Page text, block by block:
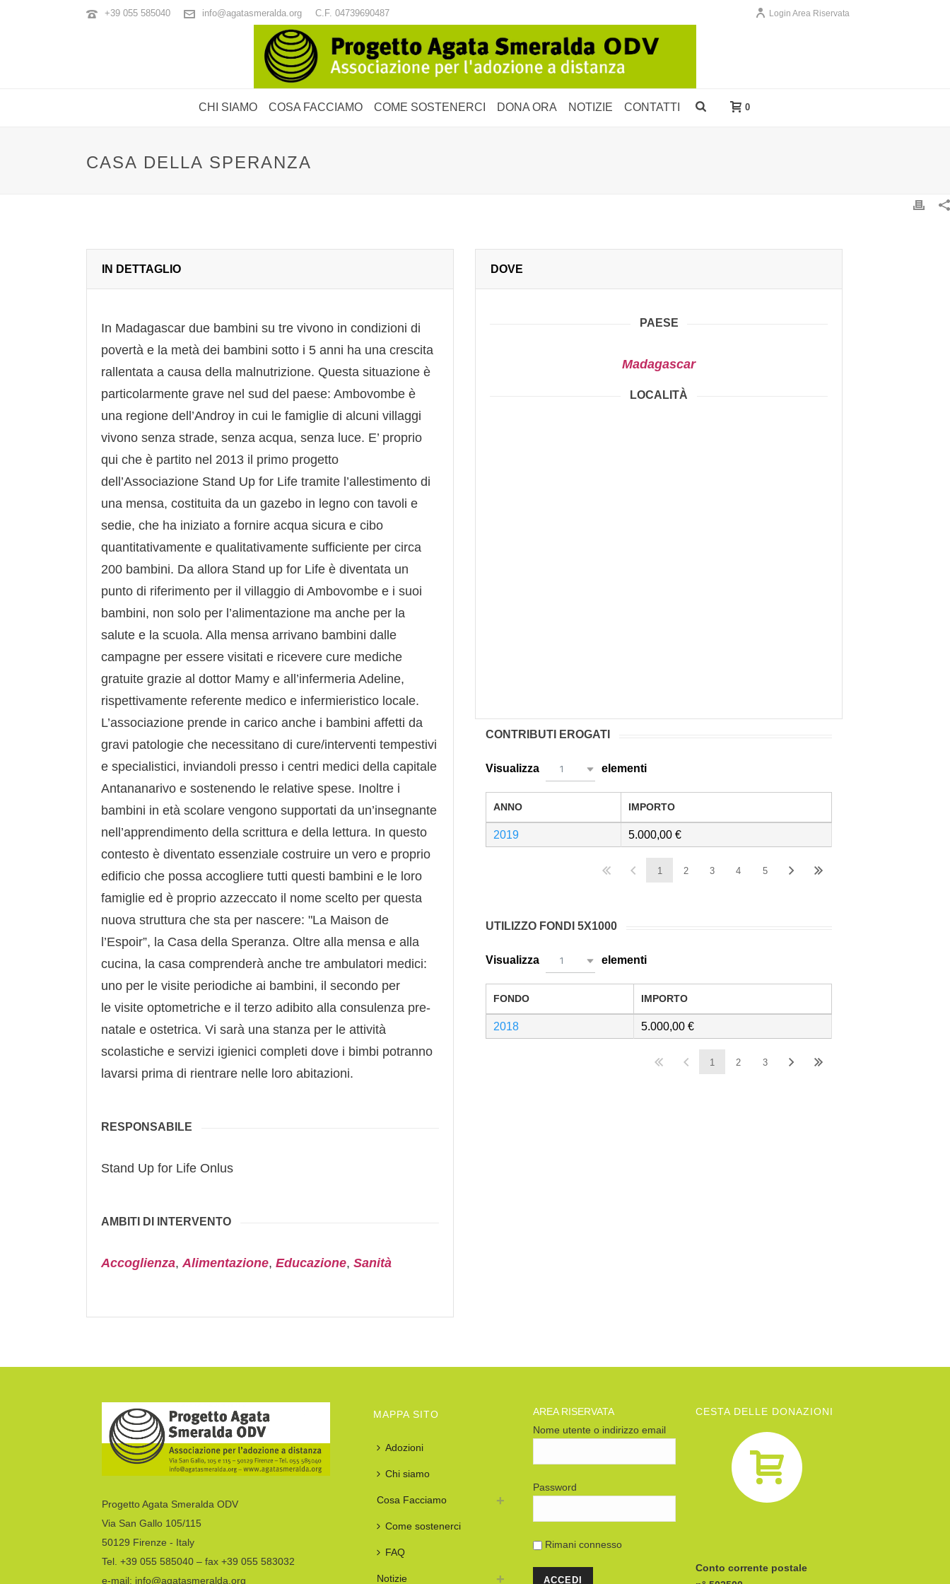
+39 055 585040 info@agatasmeralda.org C.F. 04739690487 Login Area Riservata
CHI SIAMO COSA FACCIAMO COME SOSTENERCI DONA ORA NOTIZIE CONTATTI 0
CASA DELLA SPERANZA
IN DETTAGLIO
In Madagascar due bambini su tre vivono in condizioni di
povertà e la metà dei bambini sotto i 5 anni ha una crescita
rallentata a causa della malnutrizione. Questa situazione è
particolarmente grave nel sud del paese: Ambovombe è
una regione dell’Androy in cui le famiglie di alcuni villaggi
vivono senza strade, senza acqua, senza luce. E’ proprio
qui che è partito nel 2013 il primo progetto
dell’Associazione Stand Up for Life tramite l’allestimento di
una mensa, costituita da un gazebo in legno con tavoli e
sedie, che ha iniziato a fornire acqua sicura e cibo
quantitativamente e qualitativamente sufficiente per circa
200 bambini. Da allora Stand up for Life è diventata un
punto di riferimento per il villaggio di Ambovombe e i suoi
bambini, non solo per l’alimentazione ma anche per la
salute e la scuola. Alla mensa arrivano bambini dalle
campagne per essere visitati e ricevere cure mediche
gratuite grazie al dottor Mamy e all’infermeria Adeline,
rispettivamente referente medico e infermieristico locale.
L’associazione prende in carico anche i bambini affetti da
gravi patologie che necessitano di cure/interventi tempestivi
e specialistici, inviandoli presso i centri medici della capitale
Antananarivo e sostenendo le relative spese. Inoltre i
bambini in età scolare vengono supportati da un’insegnante
nell’apprendimento della scrittura e della lettura. In questo
contesto è diventato essenziale costruire un vero e proprio
edificio che possa accogliere tutti questi bambini e le loro
famiglie ed è proprio azzeccato il nome scelto per questa
nuova struttura che sta per nascere: "La Maison de
l’Espoir”, la Casa della Speranza. Oltre alla mensa e alla
cucina, la casa comprenderà anche tre ambulatori medici:
uno per le visite periodiche ai bambini, il secondo per
le visite optometriche e il terzo adibito alla consulenza pre-
natale e ostetrica. Vi sarà una stanza per le attività
scolastiche e servizi igienici completi dove i bimbi potranno
lavarsi prima di rientrare nelle loro abitazioni.
RESPONSABILE
Stand Up for Life Onlus
AMBITI DI INTERVENTO
Accoglienza,Alimentazione, Educazione, Sanità
DOVE
PAESE
Madagascar
LOCALITÀ
CONTRIBUTI EROGATI
Visualizza 1 elementi
ANNO IMPORTO
2019 5.000,00
1 2 3 4 5
UTILIZZO FONDI 5X1000
Visualizza 1 elementi
FONDO IMPORTO
2018 5.000,00
1 2 3
Progetto Agata Smeralda ODV
Via San Gallo 105/115
50129 Firenze - Italy
Tel. +39 055 585040 – fax +39 055 583032
e-mail: info@agatasmeralda.org
MAPPA SITO
Adozioni
Chi siamo
Cosa Facciamo
Come sostenerci
FAQ
Notizie
AREA RISERVATA
Nome utente o indirizzo email
Password
Rimani connesso
CESTA DELLE DONAZIONI
Conto corrente postale